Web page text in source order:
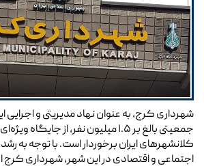
شهرداری کرج، به عنوان نهاد مدیریتی و اجرایی
جمعیتی بالغ بر ۱.۵ میلیون نفر، از جایگاه
کلانشهرهای ایران برخوردار است. با توجه به
اجتماعی و اقتصادی در این شهر، شهرداری کرج